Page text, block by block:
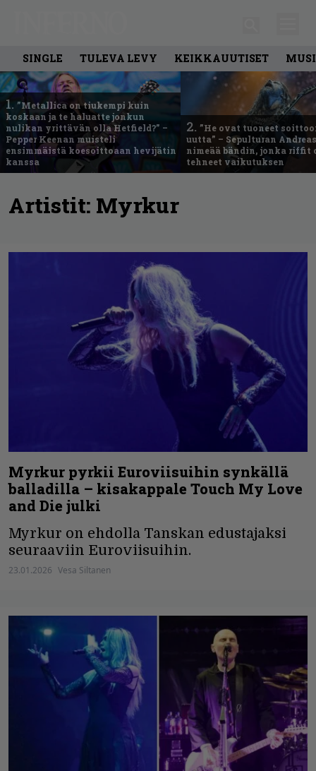
SINGLE TULEVA LEVY KEIKKAUUTISET
1. ”Metallica on tiukempi kuin
koskaan ja te haluatte jonkun
nulikan yrittävän olla Hetfield?” –
Pepper Keenan muisteli
ensimmäistä koesoittoaan hevijätin
kanssa
2. ”He ovat tuoneet
uutta” – Sepulturan
nimeää bändin, jonka riffit
tehneet vaikutuksen
Artistit: Myrkur
Myrkur pyrkii Euroviisuihin synkällä
balladilla – kisakappale Touch My Love
and Die julki
Myrkur on ehdolla Tanskan edustajaksi
seuraaviin Euroviisuihin.
23.01.2026 Vesa Siltanen